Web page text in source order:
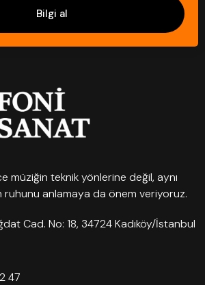
Bilgi al
müziğin teknik yönlerine değil, aynı
ruhunu anlamaya da önem veriyoruz.
Cad. No: 18, 34724 Kadıköy/İstanbul
47